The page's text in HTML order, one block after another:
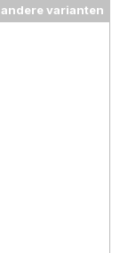
andere varianten